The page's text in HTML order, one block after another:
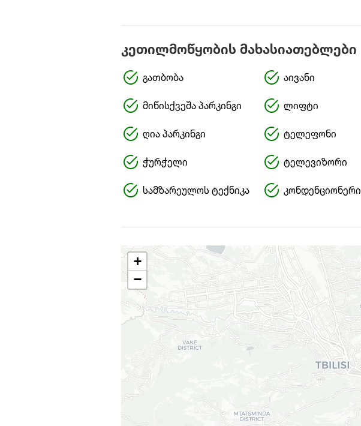
კეთილმოწყობის მახასიათებლები
გათბობა აივანი
მიწისქვეშა პარკინგი ლიფტი
ღია პარკინგი ტელეფონი
ჭურჭელი ტელევიზორი
სამზარეულოს ტექნიკა კონდენციონერი
+
−